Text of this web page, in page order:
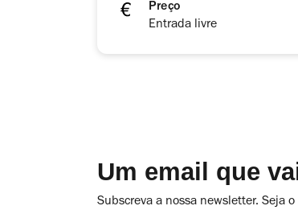
Preço
Entrada livre
Um email que
Subscreva a nossa newsletter. Seja